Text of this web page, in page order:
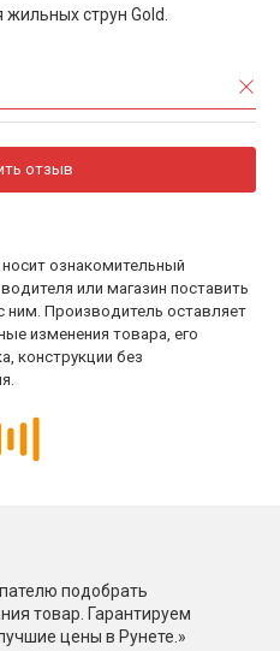
струн Gold.
отзыв
ознакомительный
или магазин поставить
ним. Производитель оставляет
изменения товара, его
конструкции без
подобрать
товар. Гарантируем
цены в Рунете.»